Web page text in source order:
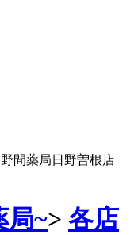
間薬局日野曽根店
局~> 各店